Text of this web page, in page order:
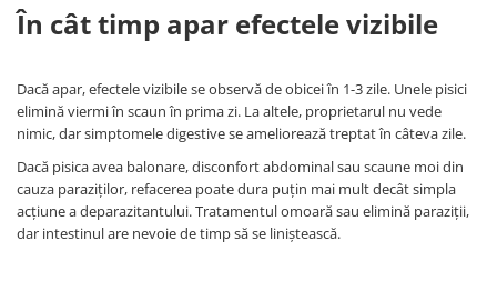
În cât timp apar efectele vizibile
Dacă apar, efectele vizibile se observă de obicei în 1-3 zile. Unele pisici
elimină viermi în scaun în prima zi. La altele, proprietarul nu vede
nimic, dar simptomele digestive se ameliorează treptat în câteva zile.
Dacă pisica avea balonare, disconfort abdominal sau scaune moi din
cauza paraziților, refacerea poate dura puțin mai mult decât simpla
acțiune a deparazitantului. Tratamentul omoară sau elimină paraziții,
dar intestinul are nevoie de timp să se liniștească.